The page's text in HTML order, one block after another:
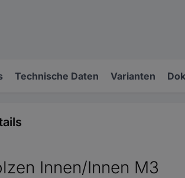
Technische Daten Varianten
Innen/Innen M3